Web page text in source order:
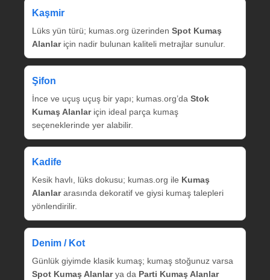
Kaşmir
Lüks yün türü; kumas.org üzerinden Spot Kumaş
Alanlariçin nadir bulunan kaliteli metrajlar sunulur.
Şifon
İnce ve uçuş uçuş bir yapı; kumas.org’da Stok
Kumaş Alanlariçin ideal parça kumaş
seçeneklerinde yer alabilir.
Kadife
Kesik havlı, lüks dokusu; kumas.org ile Kumaş
Alanlararasında dekoratif ve giysi kumaş talepleri
yönlendirilir.
Denim / Kot
Günlük giyimde klasik kumaş; kumaş stoğunuz varsa
Spot Kumaş Alanlarya da Parti Kumaş Alanlar